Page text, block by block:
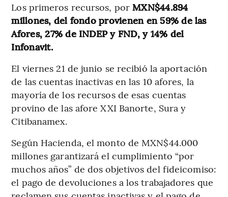
Los primeros recursos, por MXN$44.894
millones, del fondo provienen en 59% de las
Afores, 27% de INDEP y FND, y 14% del
Infonavit.
El viernes 21 de junio se recibió la aportación
de las cuentas inactivas en las 10 afores, la
mayoría de los recursos de esas cuentas
provino de las afore XXI Banorte, Sura y
Citibanamex.
Según Hacienda, el monto de MXN$44.000
millones garantizará el cumplimiento “por
muchos años” de dos objetivos del fideicomiso:
el pago de devoluciones a los trabajadores que